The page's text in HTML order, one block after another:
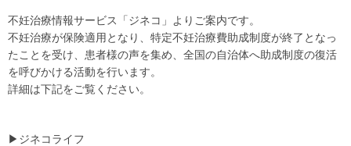
不妊治療情報サービス「ジネコ」よりご案内です。
不妊治療が保険適用となり、特定不妊治療費助成制度が終了となっ
たことを受け、患者様の声を集め、全国の自治体へ助成制度の復活
を呼びかける活動を行います。
詳細は下記をご覧ください。
▶ジネコライフ